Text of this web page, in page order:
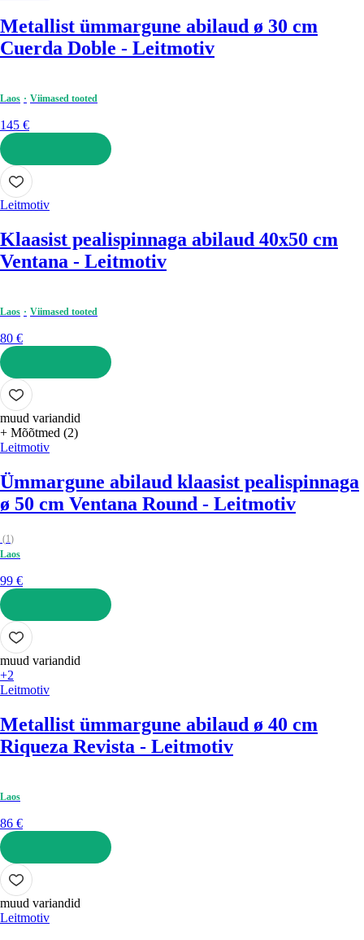
Metallist ümmargune abilaud ø 30 cm
Cuerda Doble - Leitmotiv
Laos Viimased tooted
145 €
LISA OSTUKORVI
Leitmotiv
Klaasist pealispinnaga abilaud 40x50 cm
Ventana - Leitmotiv
Laos Viimased tooted
80 €
LISA OSTUKORVI
muud variandid
+ Mõõtmed (2)
Leitmotiv
Ümmargune abilaud klaasist pealispinnaga
ø 50 cm Ventana Round - Leitmotiv
(1)
Laos
99 €
LISA OSTUKORVI
muud variandid
+2
Leitmotiv
Metallist ümmargune abilaud ø 40 cm
Riqueza Revista - Leitmotiv
Laos
86 €
LISA OSTUKORVI
muud variandid
Leitmotiv